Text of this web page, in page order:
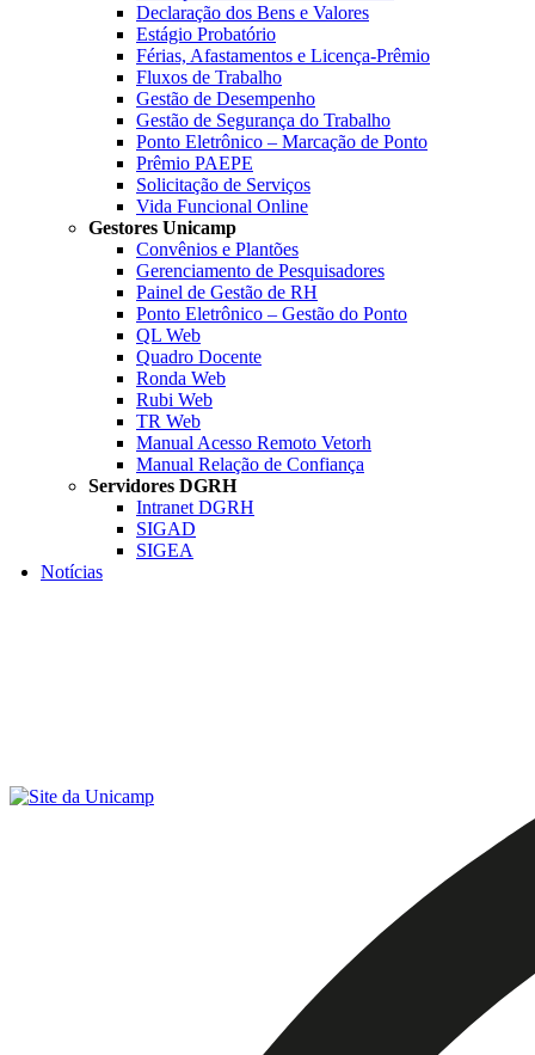
Declaração dos Bens e Valores
Estágio Probatório
Férias, Afastamentos e Licença-Prêmio
Fluxos de Trabalho
Gestão de Desempenho
Gestão de Segurança do Trabalho
Ponto Eletrônico – Marcação de Ponto
Prêmio PAEPE
Solicitação de Serviços
Vida Funcional Online
Gestores Unicamp
Convênios e Plantões
Gerenciamento de Pesquisadores
Painel de Gestão de RH
Ponto Eletrônico – Gestão do Ponto
QL Web
Quadro Docente
Ronda Web
Rubi Web
TR Web
Manual Acesso Remoto Vetorh
Manual Relação de Confiança
Servidores DGRH
Intranet DGRH
SIGAD
SIGEA
Notícias